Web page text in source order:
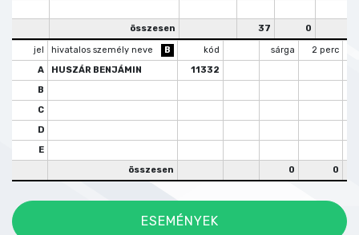
összesen 37 0
jel hivatalos személy neve B kód sárga 2 perc
A
HUSZÁR BENJÁMIN
11332
B
C
D
E
összesen
0 0
ESEMÉNYEK